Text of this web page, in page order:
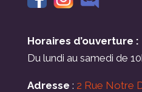
Horaires d’ouverture :
Du lundi au samedi de
Adresse : 2 Rue Notre